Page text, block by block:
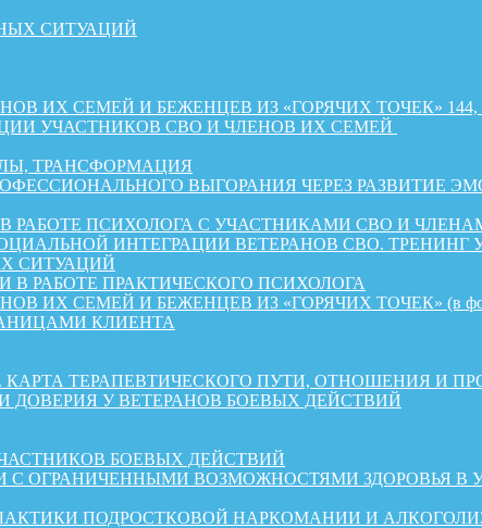
СИТУАЦИЙ
СЕМЕЙ И БЕЖЕНЦЕВ ИЗ «ГОРЯЧИХ ТОЧЕК» 144, 72,
УЧАСТНИКОВ СВО И ЧЛЕНОВ ИХ СЕМЕЙ
ТРАНСФОРМАЦИЯ
ВЫГОРАНИЯ ЧЕРЕЗ РАЗВИТИЕ
ПСИХОЛОГА С УЧАСТНИКАМИ СВО И
ИНТЕГРАЦИИ ВЕТЕРАНОВ СВО. ТРЕНИНГ
СИТУАЦИЙ
В РАБОТЕ ПРАКТИЧЕСКОГО ПСИХОЛОГА
СЕМЕЙ И БЕЖЕНЦЕВ ИЗ «ГОРЯЧИХ ТОЧЕК» (в
КЛИЕНТА
ТЕРАПЕВТИЧЕСКОГО ПУТИ, ОТНОШЕНИЯ И
ДОВЕРИЯ У ВЕТЕРАНОВ БОЕВЫХ ДЕЙСТВИЙ
БОЕВЫХ ДЕЙСТВИЙ
С ОГРАНИЧЕННЫМИ ВОЗМОЖНОСТЯМИ ЗДОРОВЬЯ В
ПОДРОСТКОВОЙ НАРКОМАНИИ И